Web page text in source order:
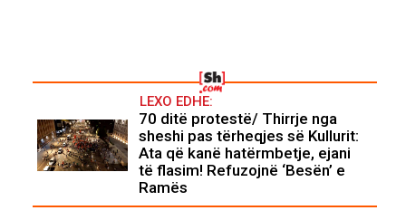
LEXO EDHE:
70 ditë protestë/ Thirrje nga
sheshi pas tërheqjes së Kullurit:
Ata që kanë hatërmbetje, ejani
të flasim! Refuzojnë ‘Besën’ e
Ramës